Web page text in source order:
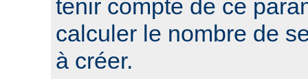
tenir compte de ce
calculer le nombre de
à créer.